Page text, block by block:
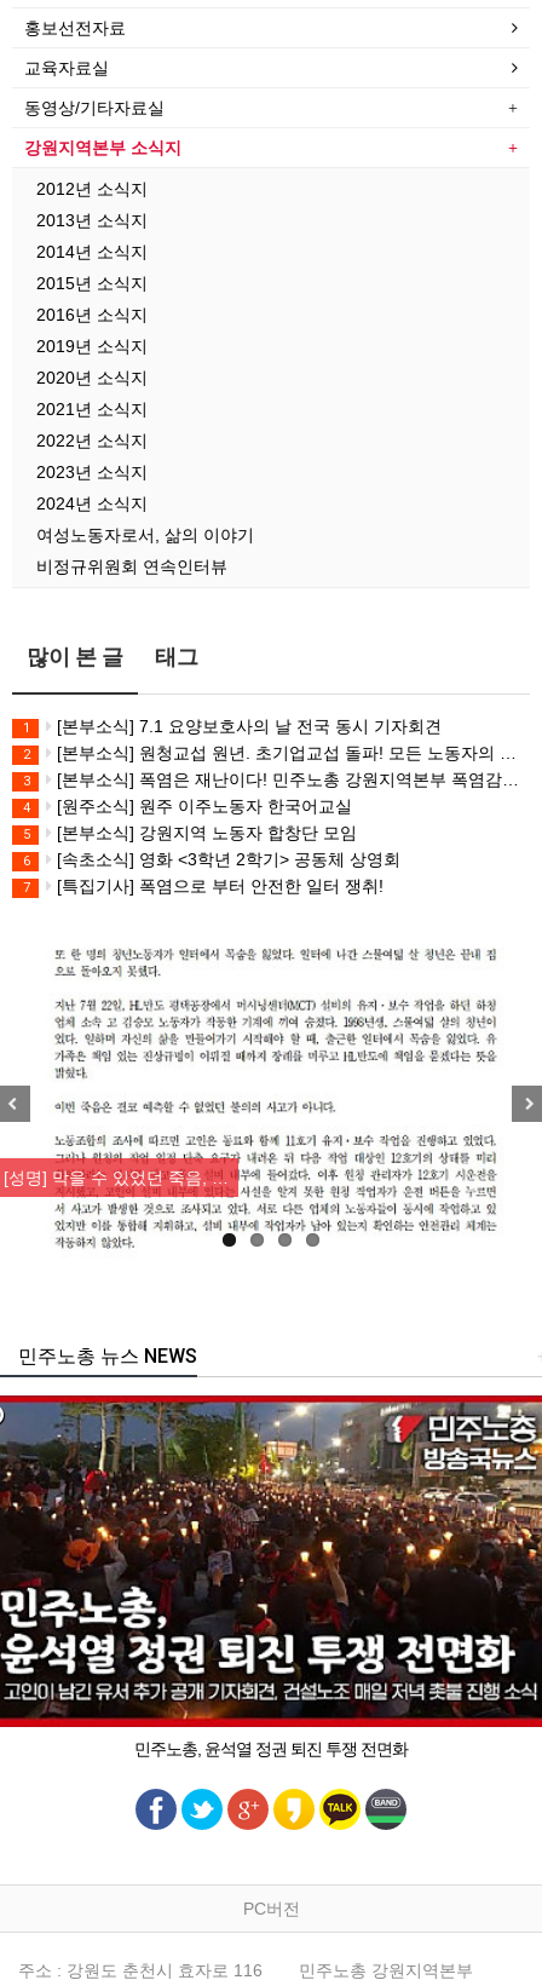
홍보선전자료
교육자료실
동영상/기타자료실
강원지역본부 소식지
2012년 소식지
2013년 소식지
2014년 소식지
2015년 소식지
2016년 소식지
2019년 소식지
2020년 소식지
2021년 소식지
2022년 소식지
2023년 소식지
2024년 소식지
여성노동자로서, 삶의 이야기
비정규위원회 연속인터뷰
많이 본 글 태그
1 [본부소식] 7.1 요양보호사의 날 전국 동시 기자회견
2 [본부소식] 원청교섭 원년. 초기업교섭 돌파! 모든 노동자의 노동기본권 쟁취! 민주노총 7.15 총파업대회
3 [본부소식] 폭염은 재난이다! 민주노총 강원지역본부 폭염감시단 선포 기자회견
4 [원주소식] 원주 이주노동자 한국어교실
5 [본부소식] 강원지역 노동자 합창단 모임
6 [속초소식] 영화 <3학년 2학기> 공동체 상영회
7 [특집기사] 폭염으로 부터 안전한 일터 쟁취!
[성명] 막을 수 있었던 죽음, …
주노총 뉴스 NEWS
민주노총, 윤석열 정권 퇴진 투쟁 전면화
PC버전
주소 : 강원도 춘천시 효자로 116 민주노총 강원지역본부